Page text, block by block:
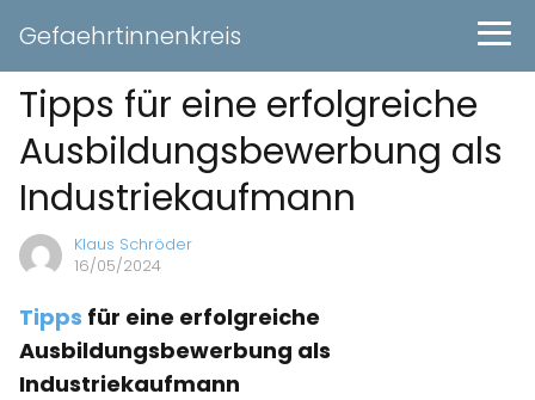
Gefaehrtinnenkreis
Tipps für eine erfolgreiche
Ausbildungsbewerbung als
Industriekaufmann
Klaus Schröder
16/05/2024
Tipps für eine erfolgreiche
Ausbildungsbewerbung als
Industriekaufmann